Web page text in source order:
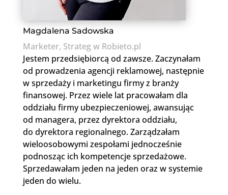
Magdalena Sadowska
Marketer, Strateg w Robieto.pl
Jestem przedsiębiorcą od zawsze. Zaczynałam
od prowadzenia agencji reklamowej, następnie
w sprzedaży i marketingu firmy z branży
finansowej. Przez wiele lat pracowałam dla
oddziału firmy ubezpieczeniowej, awansując
od managera, przez dyrektora oddziału,
do dyrektora regionalnego. Zarządzałam
wieloosobowymi zespołami jednocześnie
podnosząc ich kompetencje sprzedażowe.
Sprzedawałam jeden na jeden oraz w systemie
jeden do wielu.